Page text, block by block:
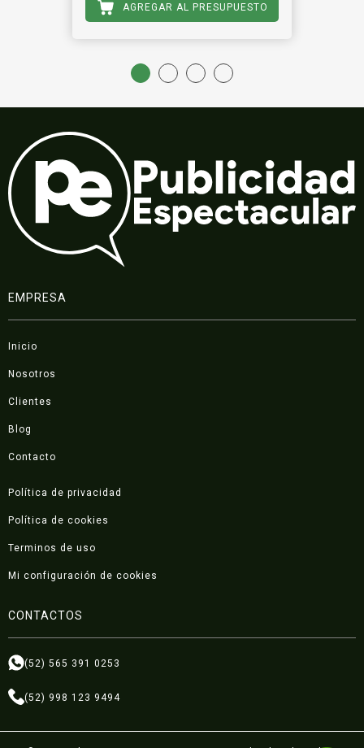
AGREGAR AL PRESUPUESTO
EMPRESA
Inicio
Nosotros
Clientes
Blog
Contacto
Política de privacidad
Política de cookies
Terminos de uso
Mi configuración de cookies
CONTACTOS
(52) 565 391 0253
(52) 998 123 9494